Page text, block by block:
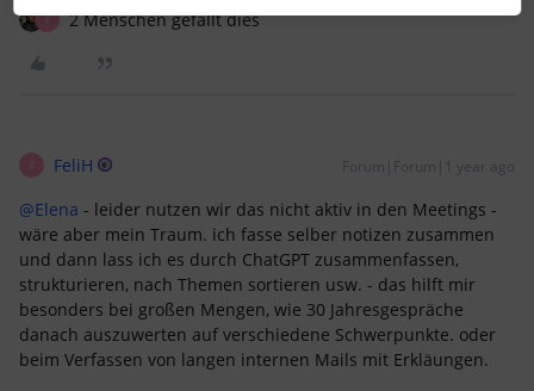
F 2 Menschen gefällt dies
FeliH Forum|Forum|1 year ago
@Elena - leider nutzen wir das nicht aktiv in den Meetings -
wäre aber mein Traum. ich fasse selber notizen zusammen
und dann lass ich es durch ChatGPT zusammenfassen,
strukturieren, nach Themen sortieren usw. - das hilft mir
besonders bei großen Mengen, wie 30 Jahresgespräche
danach auszuwerten auf verschiedene Schwerpunkte. oder
beim Verfassen von langen internen Mails mit Erkläungen.